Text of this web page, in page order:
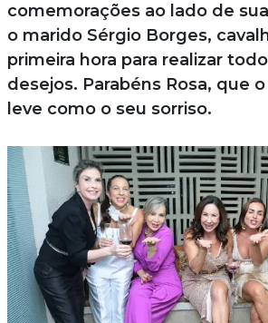
comemorações ao lado de
o marido Sérgio Borges,
primeira hora para realizar
desejos. Parabéns Rosa, que
leve como o seu sorriso.